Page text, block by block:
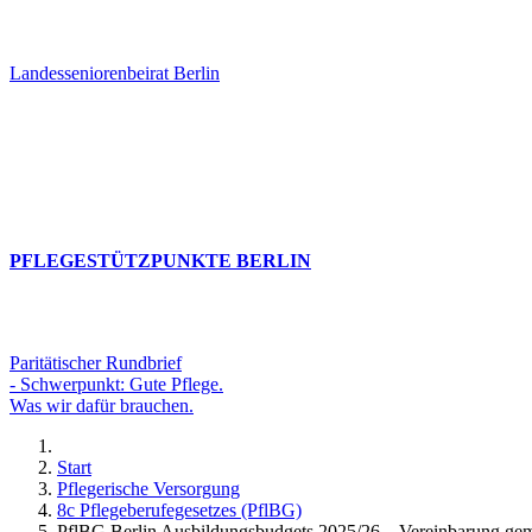
Landesseniorenbeirat Berlin
PFLEGESTÜTZPUNKTE BERLIN
Paritätischer Rundbrief
- Schwerpunkt: Gute Pflege.
Was wir dafür brauchen.
Start
Pflegerische Versorgung
8c Pflegeberufegesetzes (PflBG)